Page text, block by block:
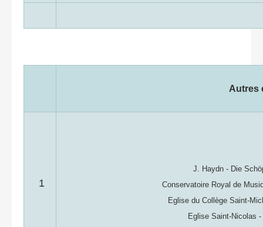
Autres
1
J. Haydn - Die
Conservatoire Royal de
Eglise du Collège Saint-
Eglise Saint-Nicolas